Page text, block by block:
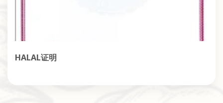
HALAL证明